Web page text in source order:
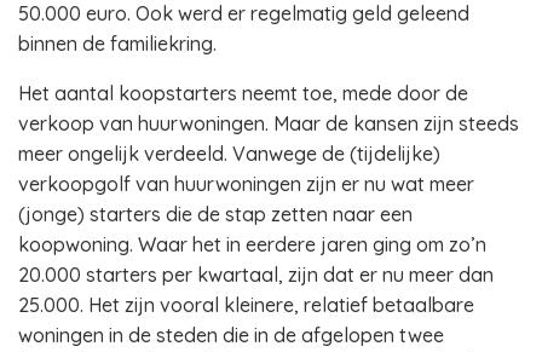
50.000 euro. Ook werd er regelmatig geld geleend
binnen de familiekring.
Het aantal koopstarters neemt toe, mede door de
verkoop van huurwoningen. Maar de kansen zijn steeds
meer ongelijk verdeeld. Vanwege de (tijdelijke)
verkoopgolf van huurwoningen zijn er nu wat meer
(jonge) starters die de stap zetten naar een
koopwoning. Waar het in eerdere jaren ging om zo’n
20.000 starters per kwartaal, zijn dat er nu meer dan
25.000. Het zijn vooral kleinere, relatief betaalbare
woningen in de steden die in de afgelopen twee